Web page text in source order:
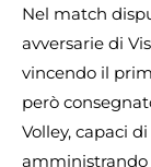
Nel match
avversarie di
vincendo il
però
Volley, capaci
amministrando